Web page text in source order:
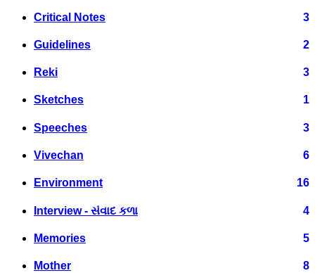
Critical Notes 3
Guidelines 2
Reki 3
Sketches 1
Speeches 3
Vivechan 6
Environment 16
Interview - સંવાદ કળા 4
Memories 5
Mother 8